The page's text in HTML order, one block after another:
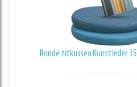
Ronde zitkussen Kunstleder